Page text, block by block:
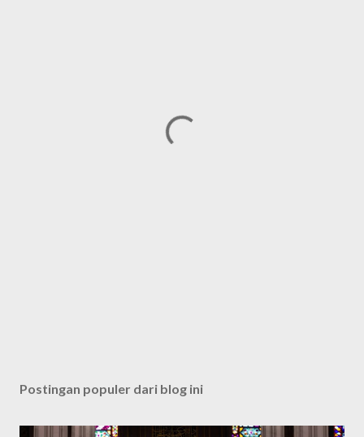
Postingan populer dari blog ini